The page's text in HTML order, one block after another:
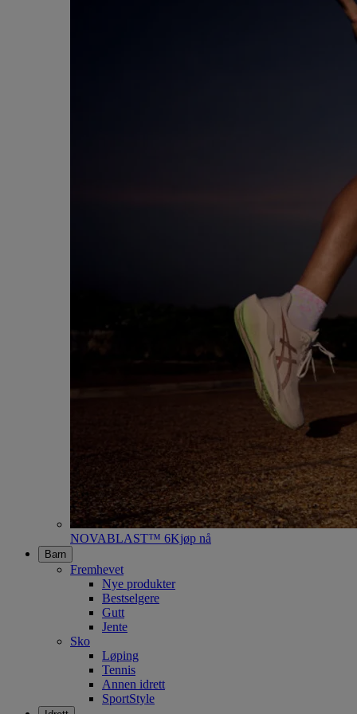
NOVABLAST™ 6Kjøp nå
Barn
Fremhevet
Nye produkter
Bestselgere
Gutt
Jente
Sko
Løping
Tennis
Annen idrett
SportStyle